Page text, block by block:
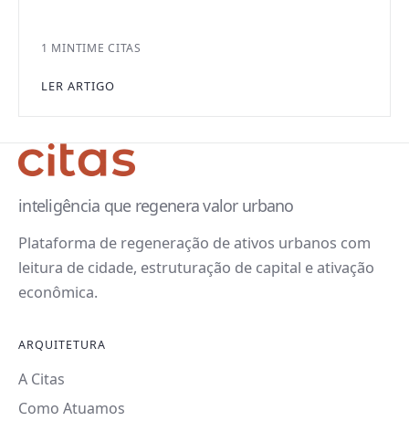
1 MINTIME CITAS
LER ARTIGO
inteligência que regenera valor urbano
Plataforma de regeneração de ativos urbanos com
leitura de cidade, estruturação de capital e ativação
econômica.
ARQUITETURA
A Citas
Como Atuamos